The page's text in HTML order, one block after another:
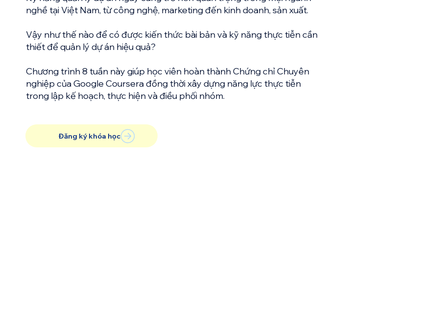
nghề tại Việt Nam, từ công nghệ, marketing đến kinh doanh, sản xuất.
Vậy như thế nào để có được kiến thức bài bản và kỹ năng thực tiễn cần
thiết để quản lý dự án hiệu quả?
Chương trình 8 tuần này giúp học viên hoàn thành Chứng chỉ Chuyên
nghiệp của Google Coursera đồng thời xây dựng năng lực thực tiễn
trong lập kế hoạch, thực hiện và điều phối nhóm.
Đăng ký khóa học